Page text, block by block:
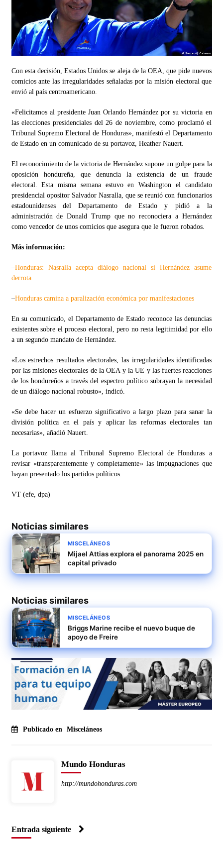
Con esta decisión, Estados Unidos se aleja de la OEA, que pide nuevos
comicios ante las irregularidades señaladas por la misión electoral que
envió al país centroamericano.
«Felicitamos al presidente Juan Orlando Hernández por su victoria en
las elecciones presidenciales del 26 de noviembre, como proclamó el
Tribunal Supremo Electoral de Honduras», manifestó el Departamento
de Estado en un comunicado de su portavoz, Heather Nauert.
El reconocimiento de la victoria de Hernández supone un golpe para la
oposición hondureña, que denuncia la existencia de un fraude
electoral. Esta misma semana estuvo en Washington el candidato
presidencial opositor Salvador Nasralla, que se reunió con funcionarios
estadounidenses del Departamento de Estado y pidió a la
administración de Donald Trump que no reconociera a Hernández
como vencedor de unos comicios que asegura que le fueron robados.
Más información:
–Honduras: Nasralla acepta diálogo nacional si Hernández asume
derrota
–Honduras camina a paralización económica por manifestaciones
En su comunicado, el Departamento de Estado reconoce las denuncias
existentes sobre el proceso electoral, pero no resta legitimidad por ello
a un segundo mandato de Hernández.
«Los estrechos resultados electorales, las irregularidades identificadas
por las misiones electorales de la OEA y la UE y las fuertes reacciones
de los hondureños a través del espectro político subrayan la necesidad
de un diálogo nacional robusto», indicó.
«Se debe hacer un esfuerzo significativo a largo plazo para sanar la
división política en el país y aplicar las reformas electorales tan
necesarias», añadió Nauert.
La portavoz llama al Tribunal Supremo Electoral de Honduras a
revisar «transparentemente y completamente» las impugnaciones que
hayan presentado los partidos políticos.
VT (efe, dpa)
Noticias similares
MISCELÁNEOS
Mijael Attias explora el panorama 2025 en
capital privado
Noticias similares
MISCELÁNEOS
Briggs Marine recibe el nuevo buque de
apoyo de Freire
Publicado en Misceláneos
Mundo Honduras
http://mundohonduras.com
Entrada siguiente